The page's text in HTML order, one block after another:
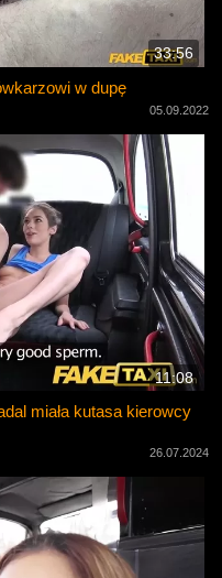
33:56
w dupę
05.09.2022
11:08
miała kutasa kierowcy
26.07.2024